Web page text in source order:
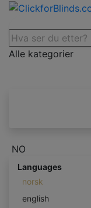
Alle kategorier
NO
Languages
norsk
english